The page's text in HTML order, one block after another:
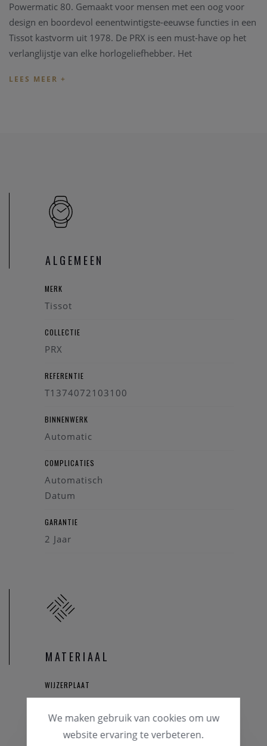
Powermatic 80. Gemaakt voor mensen met een oog voor
design en boordevol eenentwintigste-eeuwse functies in een
Tissot kastvorm uit 1978. De PRX is een must-have op het
verlanglijstje van elke horlogeliefhebber. Het
betrouwbaarheid en precisie dankzij de innovatieve
zilverkleurige wijzerplaat met een datum aanduiding op
3uur en is tot 100M waterdicht.
vergezeld met alle documenten en de garantie kaart.
Tissot, kan u steeds contact opnemen. We zullen u graag te
woord staan.
ALGEMEEN
MERK
Tissot
COLLECTIE
PRX
REFERENTIE
T1374072103100
BINNENWERK
Automatic
COMPLICATIES
Automatisch
Datum
GARANTIE
2 Jaar
MATERIAAL
WIJZERPLAAT
HORLOGEKAST
We maken gebruik van cookies om uw
website ervaring te verbeteren.